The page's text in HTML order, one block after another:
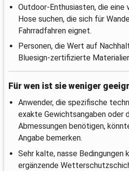
Outdoor-Enthusiasten, die
Hose suchen, die sich für
Fahrradfahren eignet.
Personen, die Wert auf
Bluesign-zertifizierte
Für wen ist sie weniger
Anwender, die spezifische
exakte Gewichtsangaben oder
Abmessungen benötigen,
Angabe bemerken.
Sehr kalte, nasse Bedingungen
ergänzende